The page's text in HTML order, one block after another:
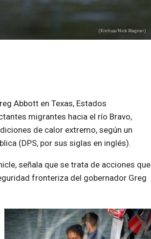
(Xinhua/Nick Wagner)
Abbott en Texas, Estados
migrantes hacia el río Bravo,
de calor extremo, según un
(DPS, por sus siglas en inglés).
señala que se trata de acciones que
fronteriza del gobernador Greg